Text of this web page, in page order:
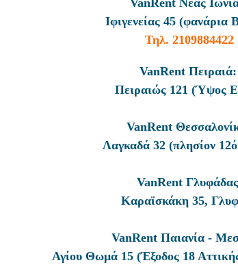
VanRent Νέας
Ιφιγενείας 45 (φανάρια
Τηλ. 2109884422
VanRent Πειραιά:
Πειραιώς 121 (Ύψος
VanRent
Λαγκαδά 32 (πλησίον
VanRent
Καραϊσκάκη 35,
VanRent Παιανία -
Αγίου Θωμά 15 (Έξοδος 18